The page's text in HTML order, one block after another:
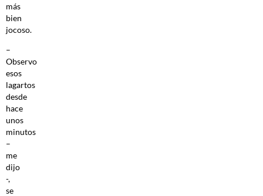
más
bien
jocoso.
–
Observo
esos
lagartos
desde
hace
unos
minutos
–
me
dijo
-,
se